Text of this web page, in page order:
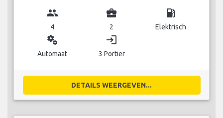
group
4
business_center
2
local_gas_station
Elektrisch
miscellaneous_services
Automaat
login
3 Portier
DETAILS WEERGEVEN...